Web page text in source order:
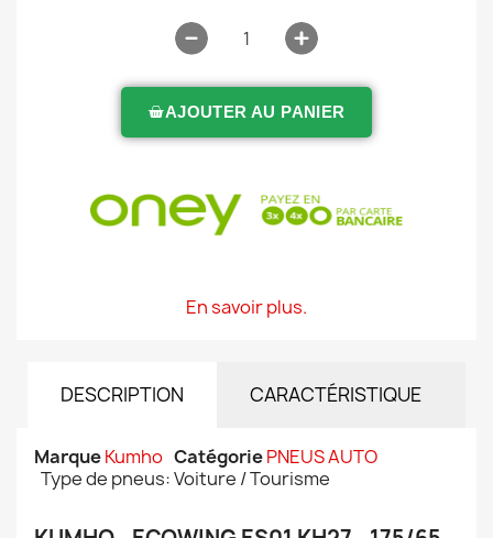
AJOUTER AU PANIER
En savoir plus.
DESCRIPTION CARACTÉRISTIQUE
MarqueKumho CatégoriePNEUS AUTO
Type de pneus: Voiture / Tourisme